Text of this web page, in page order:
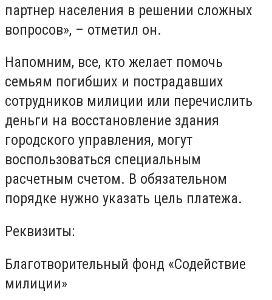
партнер населения в решении сложных
вопросов», – отметил он.
Напомним, все, кто желает помочь
семьям погибших и пострадавших
сотрудников милиции или перечислить
деньги на восстановление здания
городского управления, могут
воспользоваться специальным
расчетным счетом. В обязательном
порядке нужно указать цель платежа.
Реквизиты:
Благотворительный фонд «Содействие
милиции»